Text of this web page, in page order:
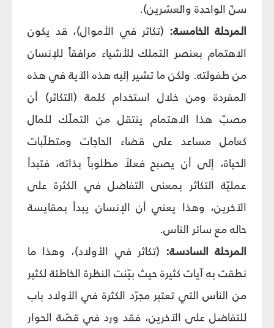
سنّ الواحدة والعشرين).
المرحلة الخامسة: (تكاثر في الأموال)، قد يكون
الاهتمام بعنصر التملك للأشياء مرافقاً للإنسان
من طفولته. ولكن ما تشير إليه هذه الآية في هذه
المفردة ومن خلال استخدام كلمة (التكاثر) أن
مصبّ هذا الاهتمام ينتقل من التملّك للمال
كعامل مساعد على قضاء الحاجات ومتطلّبات
الحياة، إلى أن يصبح فعلاً مطلوباً بذاته، فتبدأ
عمليّة التكاثر بمعنى التفاضل في الكثرة على
الآخرين، وهذا يعني أن الإنسان يبدأ بمقايسة
حاله مع سائر الناس.
المرحلة السادسة: (تكاثر في الأولاد)، وهذا ما
نطقت به آيات كثيرة حيث بيّنت النظرة الخاطئة لكثير
من الناس التي تعتبر مجرّد الكثرة في الأولاد باب
للتفاضل على الآخرين، فقد ورد في قصّة الحوار